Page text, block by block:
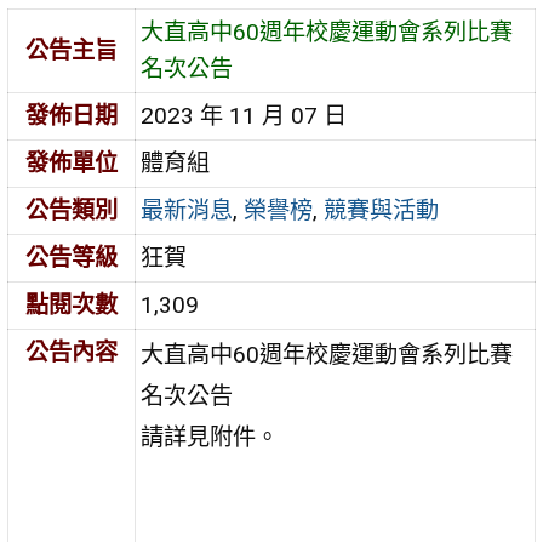
公告主旨
大直高中60週年校慶運動會系列比賽
名次公告
發佈日期
2023 年 11 月 07 日
發佈單位
體育組
公告類別
最新消息, 榮譽榜, 競賽與活動
公告等級
狂賀
點閱次數
1,309
公告內容
大直高中60週年校慶運動會系列比賽
名次公告
請詳見附件。